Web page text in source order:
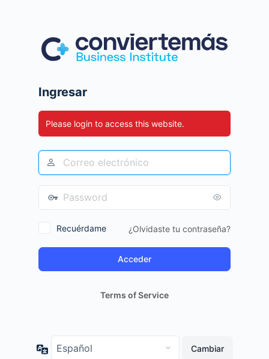
Ingresar
Please login to access this website.
Recuérdame ¿Olvidaste tu contraseña?
Terms of Service
Idioma